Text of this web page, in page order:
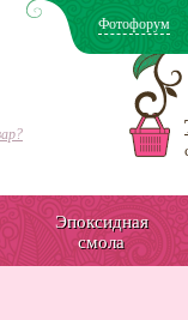
Фотофорум
Эпоксидная
смола